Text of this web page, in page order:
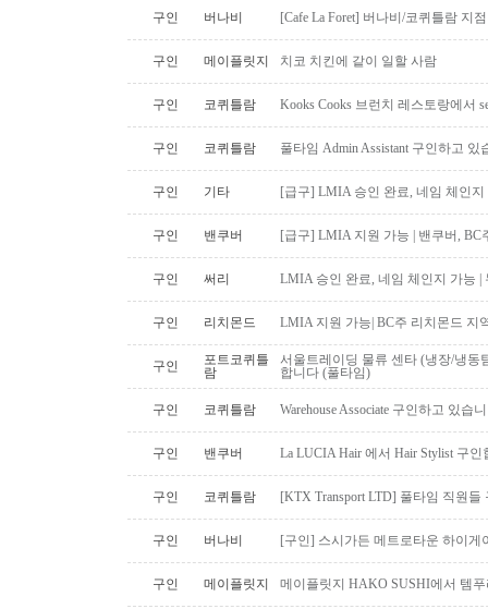
구인 버나비 [Cafe La Foret] 버나비/코퀴틀람 지
구인 메이플릿지 치코 치킨에 같이 일할 사람
구인 코퀴틀람 Kooks Cooks 브런치 레스토랑에서
구인 코퀴틀람 풀타임 Admin Assistant 구인하고 있
구인 기타 [급구] LMIA 승인 완료, 네임 체인
구인 밴쿠버 [급구] LMIA 지원 가능 | 밴쿠버,
구인 써리 LMIA 승인 완료, 네임 체인지 가능 |
구인 리치몬드 LMIA 지원 가능| BC주 리치몬드 지
구인
포트코퀴틀
람
서울트레이딩 물류 센타 (냉장/냉동
합니다 (풀타임)
구인 코퀴틀람 Warehouse Associate 구인하고 있습
구인 밴쿠버 La LUCIA Hair 에서 Hair Stylist 구인
구인 코퀴틀람 [KTX Transport LTD] 풀타임 직원
구인 버나비 [구인] 스시가든 메트로타운 하이게
구인 메이플릿지 메이플릿지 HAKO SUSHI에서 템